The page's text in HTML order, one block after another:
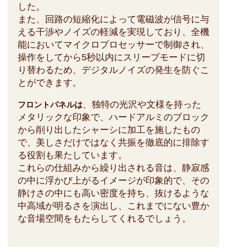
した。
また、回路の短縮化によって電磁波が信号に与
える干渉やノイズの軽減を実現しており、全機
能においてマイクロプロセッサーで制御され、
操作をしてから5秒以内にスリープモードに切
り替わるため、デジタルノイズの発生を防ぐこ
とができます。
フロントパネルは、独特の光沢や文様を持った
メタリックな印象で、ハードアルミのブロック
から削り出したシャーシに加工を施したもの
で、美しさだけではなく共振を徹底的に排除す
る役割も果たしています。
これらの仕組みから繰り出される音は、静寂感
の中に浮かび上がるイメージが印象的で、その
静けさの中にも高い密度を持ち、抜けるような
中高域が明るさを演出し、これまでにない豊か
な音場空間をもたらしてくれるでしょう。